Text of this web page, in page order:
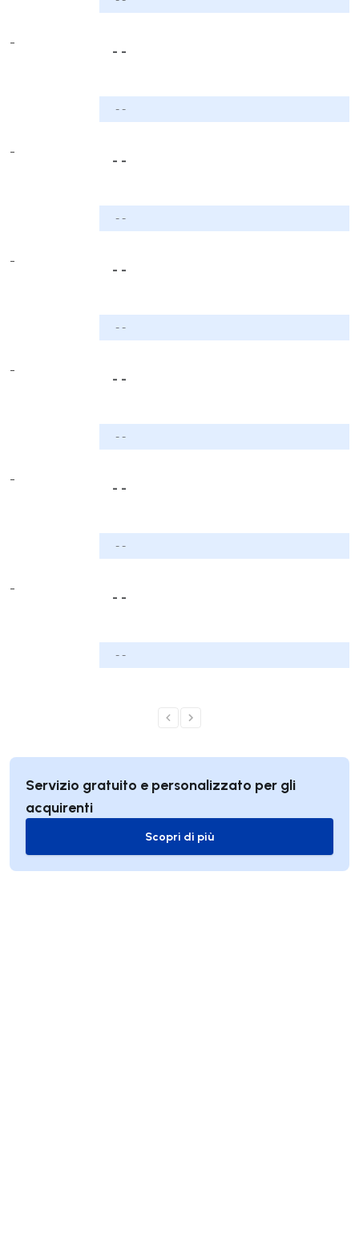
-
- -
- -
-
- -
- -
-
- -
- -
-
- -
- -
-
- -
- -
-
- -
- -
Servizio gratuito e personalizzato per gli
acquirenti
Scopri di più
Scopri di più